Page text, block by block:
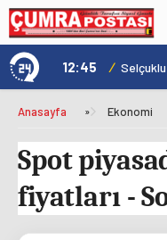
Şehrin Kalbinde Yolculukla Konya Mirası Tanıtıldı 12:45 /
Anasayfa » Ekonomi
Spot
fiyatları -